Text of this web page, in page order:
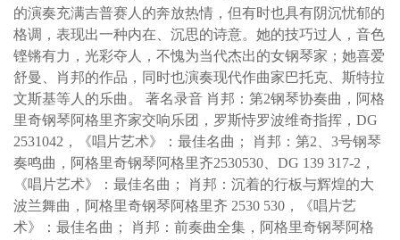
的演奏充满吉普赛人的奔放热情，但有时也具有阴沉忧郁的
格调，表现出一种内在、沉思的诗意。她的技巧过人，音色
铿锵有力，光彩夺人，不愧为当代杰出的女钢琴家；她喜爱
舒曼、肖邦的作品，同时也演奏现代作曲家巴托克、斯特拉
文斯基等人的乐曲。 著名录音 肖邦：第2钢琴协奏曲，阿格
里奇钢琴阿格里齐家交响乐团，罗斯恃罗波维奇指挥，DG
2531042，《唱片艺术》：最佳名曲； 肖邦：第2、3号钢琴
奏鸣曲，阿格里奇钢琴阿格里齐2530530、DG 139 317-2，
《唱片艺术》：最佳名曲； 肖邦：沉着的行板与辉煌的大
波兰舞曲，阿格里奇钢琴阿格里齐 2530 530，《唱片艺
术》：最佳名曲； 肖邦：前奏曲全集，阿格里奇钢琴阿格